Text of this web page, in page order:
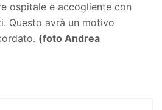
ospitale e accogliente con
Questo avrà un motivo
(foto Andrea